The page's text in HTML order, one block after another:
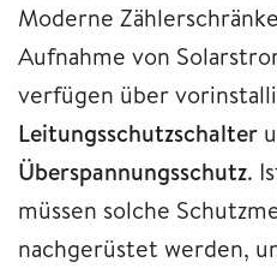
Moderne
Aufnahme von
verfügen über
Leitungsschutzschalter
Überspannungsschutz.
müssen solche
nachgerüstet werden,